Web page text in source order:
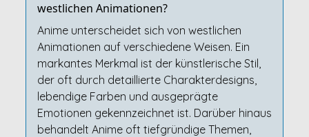
westlichen Animationen?
Anime unterscheidet sich von westlichen
Animationen auf verschiedene Weisen. Ein
markantes Merkmal ist der künstlerische Stil,
der oft durch detaillierte Charakterdesigns,
lebendige Farben und ausgeprägte
Emotionen gekennzeichnet ist. Darüber hinaus
behandelt Anime oft tiefgründige Themen,